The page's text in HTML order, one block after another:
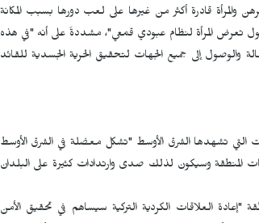
والمرأة قادرة أكثر من غيرها على لعب دورها بسبب المكانة
تعرض المرأة لنظام عبودي قمعي"، مشددةً على أنه "في هذه
والوصول إلى جميع الجهات لتحقيق الحرية الجسدية للقائد
التي تشهدها الشرق الأوسط "تشكل معضلة في الشرق الأوسط
المنطقة وسيكون لذلك صدى وارتدادات كثيرة على البلدان
العلاقات الكردية التركية سيساهم في تحقيق الأمن